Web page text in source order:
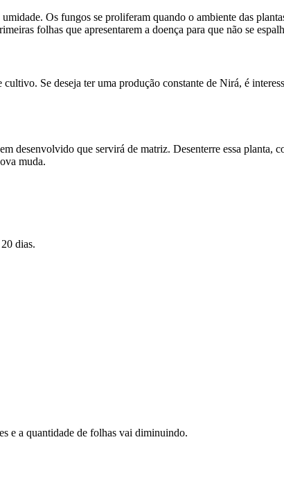
Os fungos se proliferam quando o ambiente das
folhas que apresentarem a doença para que não se
Se deseja ter uma produção constante de Nirá, é
desenvolvido que servirá de matriz. Desenterre essa planta,
muda.
dias.
e a quantidade de folhas vai diminuindo.